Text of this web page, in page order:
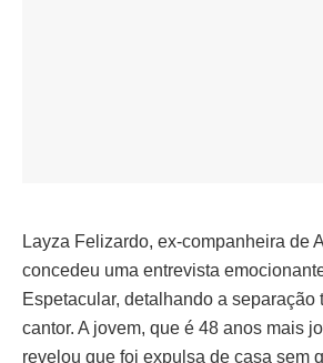
Layza Felizardo, ex-companheira de
concedeu uma entrevista
Espetacular, detalhando a separação
cantor. A jovem, que é 48 anos mais
revelou que foi expulsa de casa sem